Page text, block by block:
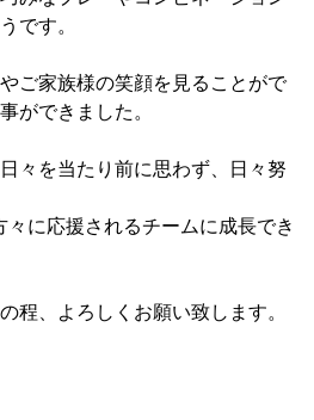
です。
ご家族様の笑顔を見ることがで
ができました。
々を当たり前に思わず、日々努
々に応援されるチームに成長でき
程、よろしくお願い致します。